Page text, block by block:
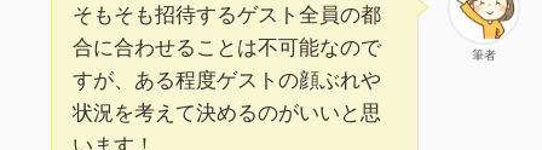
筆者
そもそも招待するゲスト全員の都
合に合わせることは不可能なので
すが、ある程度ゲストの顔ぶれや
状況を考えて決めるのがいいと思